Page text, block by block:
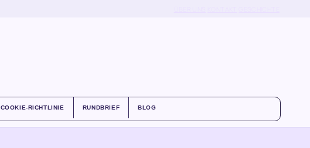
COOKIE-RICHTLINIE RUNDBRIEF BLOG